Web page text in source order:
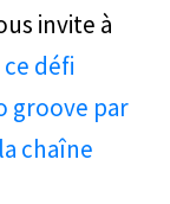
invite à
défi
groove par
chaîne